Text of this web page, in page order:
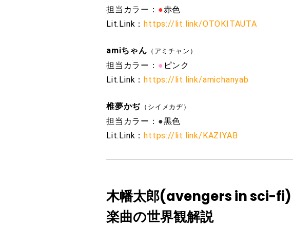
担当カラー： ●赤色
Lit.Link：https://lit.link/OTOKITAUTA
amiちゃん （アミチャン）
担当カラー： ● ピンク
Lit.Link：https://lit.link/amichanyab
椎夢かぢ （シイメカヂ）
担当カラー： ●黒色
Lit.Link：https://lit.link/KAZIYAB
木幡太郎(avengers in sci-fi)
楽曲の世界観解説